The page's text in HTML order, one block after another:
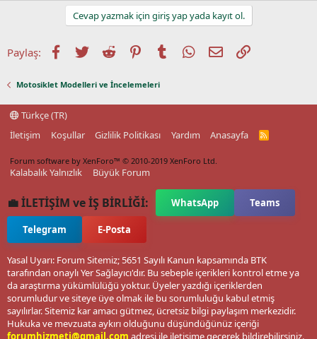
Cevap yazmak için giriş yap yada kayıt ol.
Paylaş: Facebook
TwitterReddit PinterestTumblrWhatsApp
E-postaLink
Motosiklet Modelleri ve İncelemeleri
Türkçe (TR)
İletişim
Koşullar Gizlilik Politikası Yardım Anasayfa
R
Forum software by XenForo™ © 2010-2019 XenForo Ltd.
Kalabalık Yalnızlık Büyük Forum
💼 İLETİŞİM ve İŞ BİRLİĞİ: WhatsApp Teams
Telegram E-Posta
Yasal Uyarı: Forum Sitemiz; 5651 Sayılı Kanun kapsamında BTK
tarafından onaylı Yer Sağlayıcı'dır. Bu sebeple içerikleri kontrol etme ya
da araştırma yükümlülüğü yoktur. Üyeler yazdığı içeriklerden
sorumludur ve siteye üye olmak ile bu sorumluluğu kabul etmiş
sayılırlar. Sitemiz kar amacı gütmez, ücretsiz bilgi paylaşım merkezidir.
Hukuka ve mevzuata aykırı olduğunu düşündüğünüz içeriği
forumhizmeti@gmail.com adresi ile iletişime geçerek bildirebilirsiniz.